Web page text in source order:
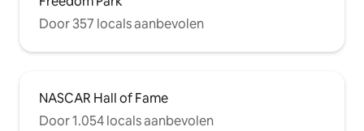
Door 357 locals aanbevolen
NASCAR Hall of Fame
Door 1.054 locals aanbevolen